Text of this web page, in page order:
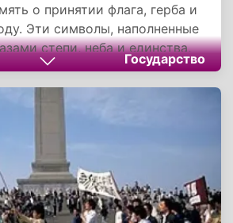
о принятии флага, герба и
Эти символы, наполненные
степи, неба и единства,
и консолидации
— долг каждого
праздник напоминает: за
стоит тысячелетняя история
перед будущим.
Государство